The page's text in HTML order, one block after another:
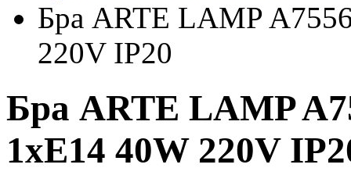
Бра ARTE LAMP
220V IP20
Бра ARTE LAMP
1xE14 40W 220V